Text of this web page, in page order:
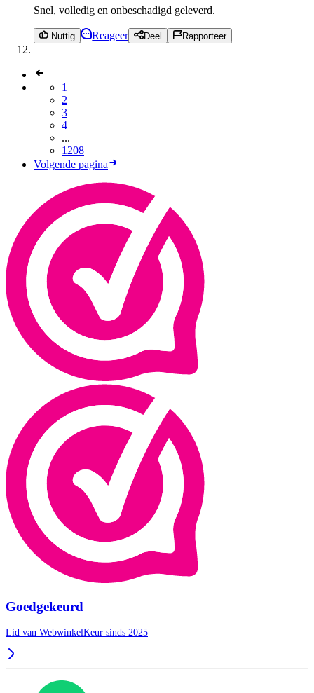
Snel, volledig en onbeschadigd geleverd.
Nuttig Reageer Deel Rapporteer
1
2
3
4
...
1208
Volgende pagina
Goedgekeurd
Lid van WebwinkelKeur sinds 2025